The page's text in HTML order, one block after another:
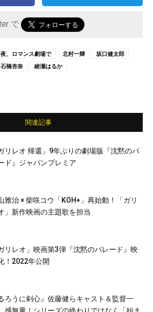
で
、ロマンス劇場で 北村一輝
坂口健太郎
石橋杏奈 綾瀬はるか
関連記事
ガリレオ 帰還」9年ぶりの劇場版『沈黙のパ
ド』ジャパンプレミア
雅治 × 柴咲コウ「KOH+」再始動！「ガリ
」新作映画の主題歌を担当
ガリレオ」映画第3弾『沈黙のパレード』映
！2022年公開
るろうに剣心』佐藤健らキャスト＆監督一